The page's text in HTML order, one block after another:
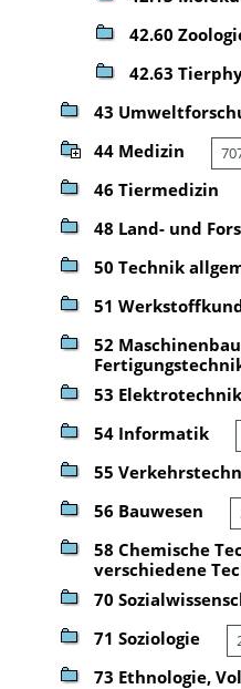
42.60
42.63
43
44 Medizin
46 Tiermedizin
48 Land- und
50 Technik
51
52
53 Elektrotechnik
54 Informatik
55
56 Bauwesen
58 Chemische
verschiedene
70
71 Soziologie
73 Ethnologie,